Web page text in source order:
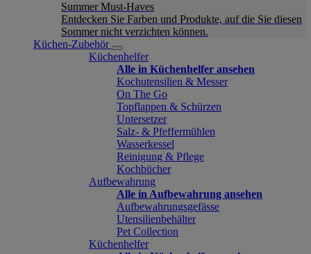
Summer Must-Haves
Entdecken Sie Farben und Produkte, auf die Sie diesen
Sommer nicht verzichten können.
Küchen-Zubehör
Küchenhelfer
Alle in Küchenhelfer ansehen
Kochutensilien & Messer
On The Go
Topflappen & Schürzen
Untersetzer
Salz- & Pfeffermühlen
Wasserkessel
Reinigung & Pflege
Kochbücher
Aufbewahrung
Alle in Aufbewahrung ansehen
Aufbewahrungsgefässe
Utensilienbehälter
Pet Collection
Küchenhelfer